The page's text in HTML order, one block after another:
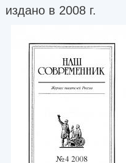
издано в 2008 г.